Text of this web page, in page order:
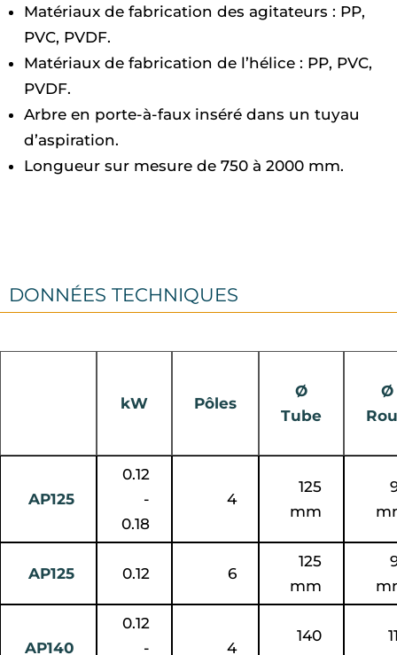
Matériaux de fabrication des agitateurs : PP,
PVC, PVDF.
Matériaux de fabrication de l’hélice : PP, PVC,
PVDF.
Arbre en porte-à-faux inséré dans un tuyau
d’aspiration.
Longueur sur mesure de 750 à 2000 mm.
DONNÉES TECHNIQUES
kW Pôles
Ø
Tube
Ø
AP125
0.12
-
0.18
4
125
mm
AP125 0.12 6
125
mm
AP140
0.12
-
4
140